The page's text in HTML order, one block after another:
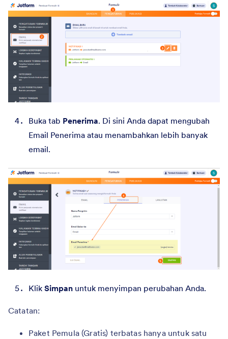
Buka tab Penerima. Di sini Anda dapat mengubah
Email Penerima atau menambahkan lebih banyak
email.
Klik Simpan untuk menyimpan perubahan Anda.
Catatan:
Paket Pemula (Gratis) terbatas hanya untuk satu